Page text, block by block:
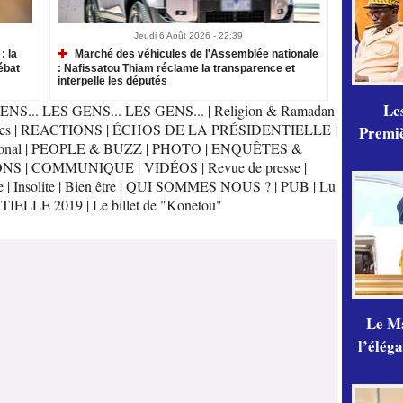
la
Jeudi 6 Août 2026 - 22:39
Marché des véhicules de l'Assemblée nationale
: Nafissatou Thiam réclame la transparence et
interpelle les députés
LES GENS... LES GENS... |Religion & Ramadan
|REACTIONS |ÉCHOS DE LA PRÉSIDENTIELLE |
|PEOPLE & BUZZ |PHOTO |ENQUÊTES &
|COMMUNIQUE |VIDÉOS |Revue de presse |
|Insolite |Bien être |QUI SOMMES NOUS ? |PUB |Lu
2019 |Le billet de "Konetou"
Le